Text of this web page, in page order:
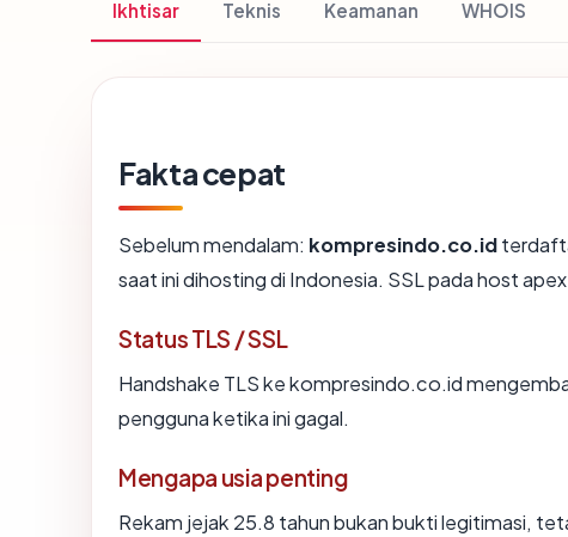
Ikhtisar Teknis Keamanan WHOIS
Fakta cepat
Sebelum mendalam: kompresindo.co.id
saat ini dihosting di Indonesia. SSL pada host
Status TLS / SSL
Handshake TLS ke kompresindo.co.id
pengguna ketika ini gagal.
Mengapa usia penting
Rekam jejak 25.8 tahun bukan bukti legitimasi,